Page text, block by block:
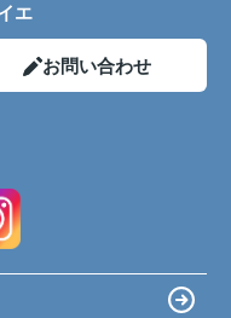
エ
お問い合わせ